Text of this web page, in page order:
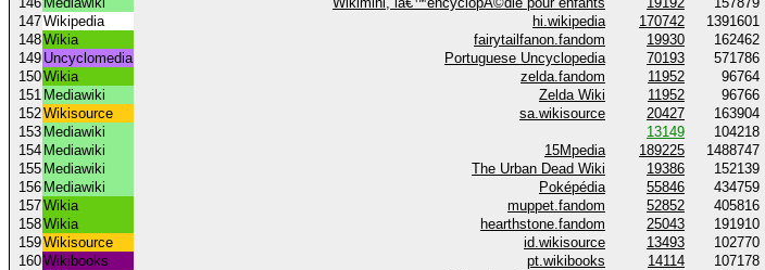
147Wikipedia hi.wikipedia 170742 1391601
148Wikia fairytailfanon.fandom 19930 162462
149 Uncyclomedia Portuguese Uncyclopedia 70193 571786
150Wikia zelda.fandom 11952 96764
151 Mediawiki Zelda Wiki 11952 96766
152Wikisource sa.wikisource 20427 163904
153 Mediawiki 13149 104218
154 Mediawiki 15Mpedia 189225 1488747
155 Mediawiki The Urban Dead Wiki 19386 152139
156 Mediawiki Poképédia 55846 434759
157Wikia muppet.fandom 52852 405816
158Wikia hearthstone.fandom 25043 191910
159Wikisource id.wikisource 13493 102770
160Wikibooks pt.wikibooks 14114 107178